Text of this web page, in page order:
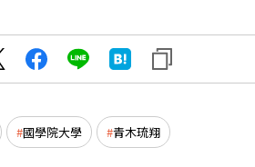
國學院大學 青木琉翔